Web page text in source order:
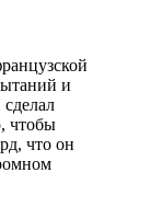
и
чтобы
что он